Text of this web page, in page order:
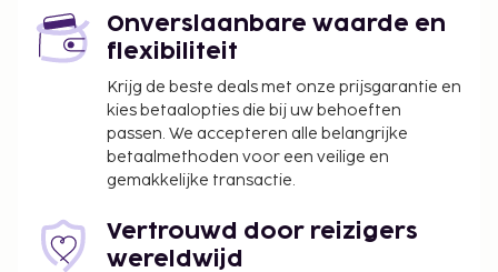
accommodatie aan ons heeft doorgegeven.
In deze accommodatie zijn huisdieren en
Onverslaanbare waarde en
flexibiliteit
Krijg de beste deals met onze prijsgarantie en
kies betaalopties die bij uw behoeften
passen. We accepteren alle belangrijke
betaalmethoden voor een veilige en
gemakkelijke transactie.
Vertrouwd door reizigers
wereldwijd